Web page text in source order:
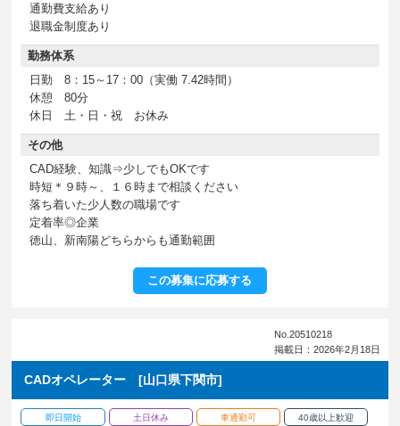
通勤費支給あり
退職金制度あり
勤務体系
日勤 8：15～17：00（実働 7.42時間）
休憩 80分
休日 土・日・祝 お休み
その他
CAD経験、知識⇒少しでもOKです
時短＊９時～、１６時まで相談ください
落ち着いた少人数の職場です
定着率◎企業
徳山、新南陽どちらからも通勤範囲
この募集に応募する
No.20510218
掲載日：2026年2月18日
CADオペレーター [山口県下関市]
即日開始 土日休み 車通勤可 40歳以上歓迎